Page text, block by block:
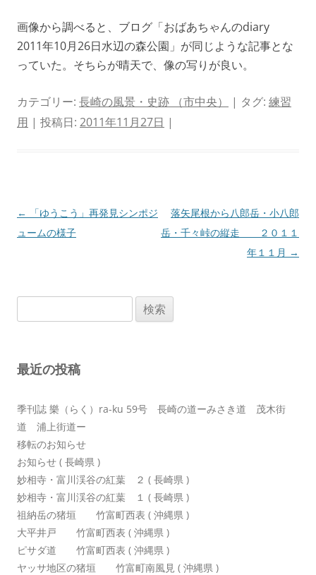
画像から調べると、ブログ「おばあちゃんのdiary
2011年10月26日水辺の森公園」が同じような記事とな
っていた。そちらが晴天で、像の写りが良い。
カテゴリー: 長崎の風景・史跡 （市中央） | タグ: 練習
用 | 投稿日: 2011年11月27日 |
投
稿
ン
←
「ゆうこう」再発見シンポジ
ュームの様子
落矢尾根から八郎岳・小八郎
岳・千々峠の縦走 ２０１１
年１１月 →
索:
最近の投稿
季刊誌 樂（らく）ra-ku 59号 長崎の道ーみさき道 茂木街
道 浦上街道ー
移転のお知らせ
お知らせ ( 長崎県 )
妙相寺・富川渓谷の紅葉 ２ ( 長崎県 )
妙相寺・富川渓谷の紅葉 １ ( 長崎県 )
祖納岳の猪垣 竹富町西表 ( 沖縄県 )
大平井戸 竹富町西表 ( 沖縄県 )
ピサダ道 竹富町西表 ( 沖縄県 )
ヤッサ地区の猪垣 竹富町南風見 ( 沖縄県 )